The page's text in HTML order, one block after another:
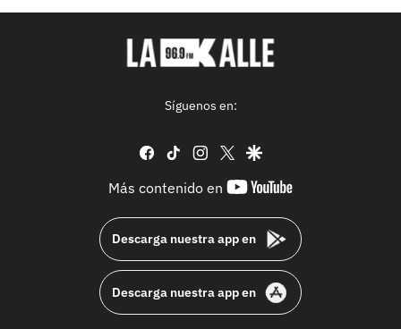
Síguenos en:
facebook
tiktok instagram
twittergoogle
Más contenido en
youtube-
Descarga nuestra app en
Descarga nuestra app en